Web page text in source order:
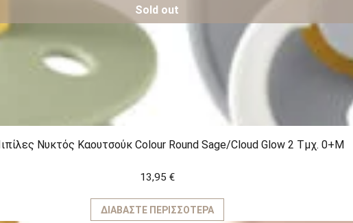
Sold out
Νυκτός Καουτσούκ Colour Round Sage/Cloud Glow 2 Τμχ. 0+M
13,95 €
ΔΙΑΒΆΣΤΕ ΠΕΡΙΣΣΌΤΕΡΑ